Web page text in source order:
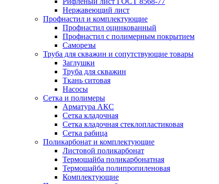
Нержавеющий лист
Профнастил и комплектующие
Профнастил оцинкованный
Профнастил с полимерным покрытием
Саморезы
Труба для скважин и сопутствующие товары
Заглушки
Труба для скважин
Ткань ситовая
Насосы
Сетка и полимеры
Арматура АКС
Сетка кладочная
Сетка кладочная стеклопластиковая
Сетка рабица
Поликарбонат и комплектующие
Листовой поликарбонат
Термошайба поликарбонатная
Термошайба полипропиленовая
Комплектующие